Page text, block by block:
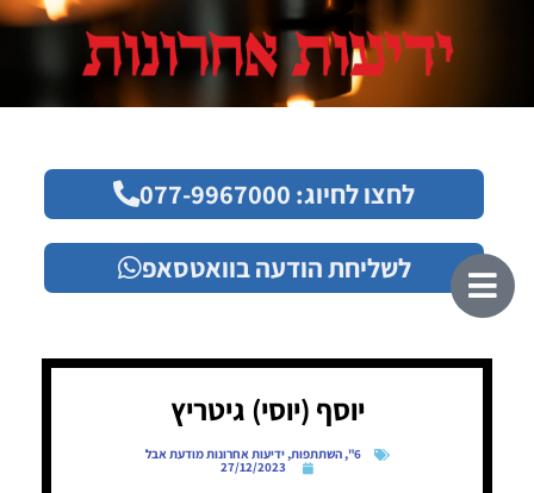
לחצו לחיוג: 077-9967000
לשליחת הודעה בוואטסאפ
יוסף (יוסי) גיטריץ
6"
,השתתפות,ידיעות אחרונות מודעת אבל
27/12/2023